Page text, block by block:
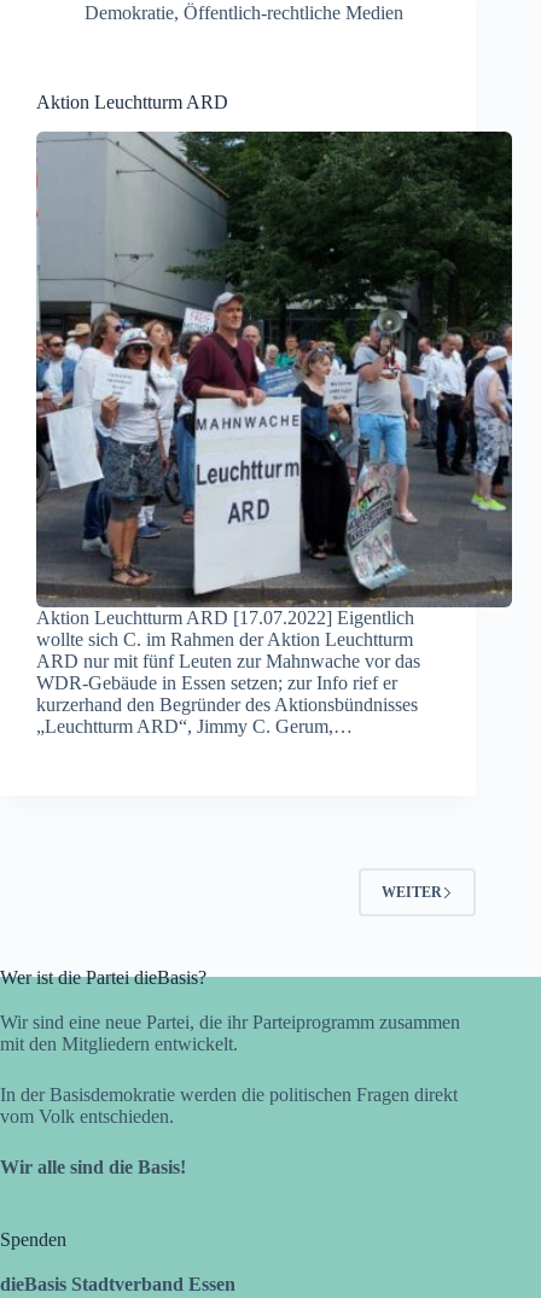
Demokratie, Öffentlich-rechtliche Medien
Aktion Leuchtturm ARD
Aktion Leuchtturm ARD [17.07.2022] Eigentlich
wollte sich C. im Rahmen der Aktion Leuchtturm
ARD nur mit fünf Leuten zur Mahnwache vor das
WDR-Gebäude in Essen setzen; zur Info rief er
kurzerhand den Begründer des Aktionsbündnisses
„Leuchtturm ARD“, Jimmy C. Gerum,…
WEITER
Wer ist die Partei dieBasis?
Wir sind eine neue Partei, die ihr Parteiprogramm zusammen
mit den Mitgliedern entwickelt.
In der Basisdemokratie werden die politischen Fragen direkt
vom Volk entschieden.
Wir alle sind die Basis!
Spenden
dieBasis Stadtverband Essen